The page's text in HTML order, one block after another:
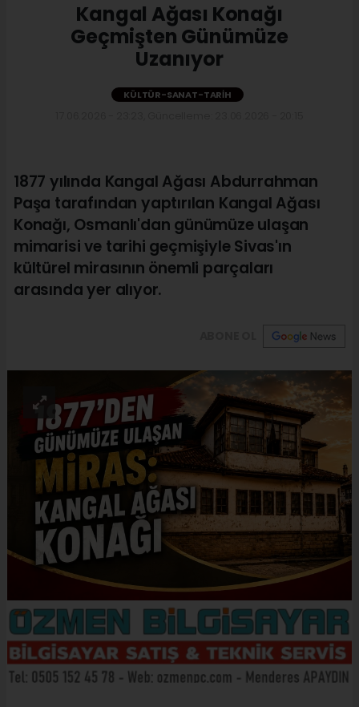
Kangal Ağası Konağı
Geçmişten Günümüze
Uzanıyor
KÜLTÜR-SANAT-TARIH
1877 yılında Kangal Ağası Abdurrahman
Paşa tarafından yaptırılan Kangal Ağası
Konağı, Osmanlı'dan günümüze ulaşan
mimarisi ve tarihi geçmişiyle Sivas'ın
kültürel mirasının önemli parçaları
arasında yer alıyor.